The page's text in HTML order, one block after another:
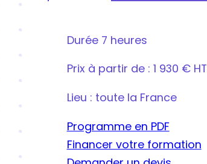
Durée7 heures
Prix à partir de : 1 930 € HT
Lieu : toute la France
Programme en PDF
Financer votre formation